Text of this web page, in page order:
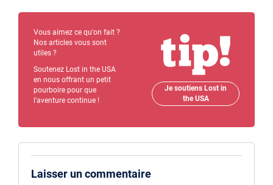
Vous aimez ce qu'on fait ?
Nos articles vous sont
utiles ?
Soutenez Lost in the USA
en nous offrant un petit
pourboire pour que
l'aventure continue !
Je soutiens Lost in
the USA
Laisser un commentaire